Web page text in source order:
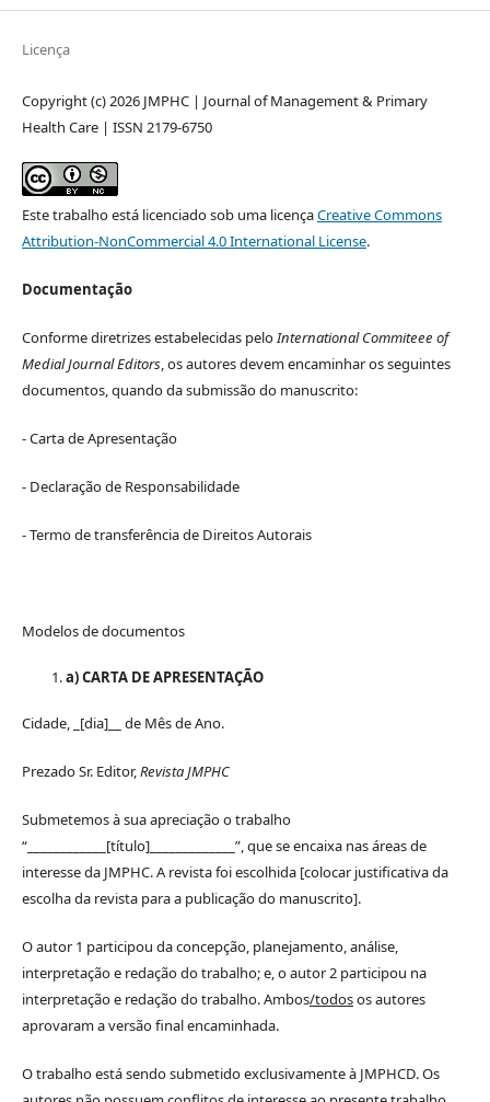
Licença
Copyright (c) 2026 JMPHC | Journal of Management & Primary
Health Care | ISSN 2179-6750
Este trabalho está licenciado sob uma licençaCreative Commons
Attribution-NonCommercial 4.0 International License.
Documentação
Conforme diretrizes estabelecidas peloInternational Commiteee of
Medial Journal Editors, os autores devem encaminhar os seguintes
documentos, quando da submissão do manuscrito:
- Carta de Apresentação
- Declaração de Responsabilidade
- Termo de transferência de Direitos Autorais
Modelos de documentos
a) CARTA DE APRESENTAÇÃO
Cidade, _[dia]__ de Mês de Ano.
Prezado Sr. Editor,Revista JMPHC
Submetemos à sua apreciação o trabalho
“____________[título]_____________”, que se encaixa nas áreas de
interesse da JMPHC. A revista foi escolhida [colocar justificativa da
escolha da revista para a publicação do manuscrito].
O autor 1 participou da concepção, planejamento, análise,
interpretação e redação do trabalho; e, o autor 2 participou na
interpretação e redação do trabalho. Ambos/todosos autores
aprovaram a versão final encaminhada.
O trabalho está sendo submetido exclusivamente à JMPHCD. Os